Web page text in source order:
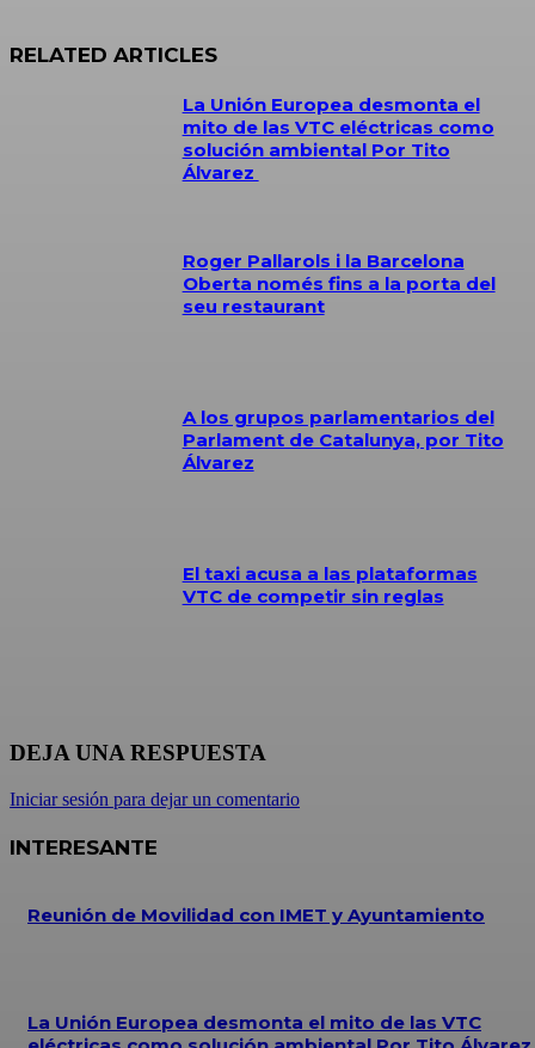
RELATED ARTICLES
La Unión Europea desmonta el
mito de las VTC eléctricas como
solución ambiental Por Tito
Álvarez
Roger Pallarols i la Barcelona
Oberta només fins a la porta del
seu restaurant
A los grupos parlamentarios del
Parlament de Catalunya, por Tito
Álvarez
El taxi acusa a las plataformas
VTC de competir sin reglas
DEJA UNA RESPUESTA
Iniciar sesión para dejar un comentario
INTERESANTE
Reunión de Movilidad con IMET y Ayuntamiento
La Unión Europea desmonta el mito de las VTC